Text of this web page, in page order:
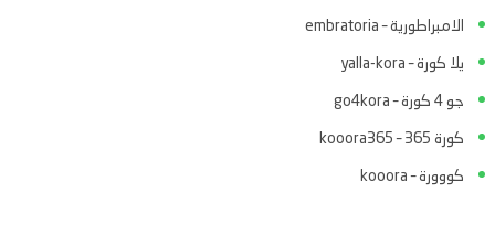
الامبراطورية – embratoria
يلا كورة – yalla-kora
جو 4 كورة – go4kora
كورة 365 – kooora365
كووورة – kooora